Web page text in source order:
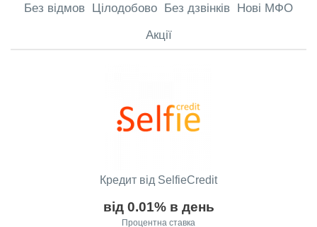
Без відмов Цілодобово Без дзвінків Нові МФО
Акції
Кредит від SelfieCredit
від 0.01% в день
Процентна ставка